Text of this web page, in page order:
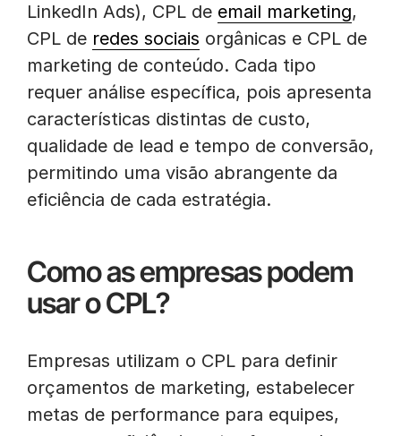
LinkedIn Ads), CPL de email marketing,
CPL de redes sociais orgânicas e CPL de
marketing de conteúdo. Cada tipo
requer análise específica, pois apresenta
características distintas de custo,
qualidade de lead e tempo de conversão,
permitindo uma visão abrangente da
eficiência de cada estratégia.
Como as empresas podem
usar o CPL?
Empresas utilizam o CPL para definir
orçamentos de marketing, estabelecer
metas de performance para equipes,